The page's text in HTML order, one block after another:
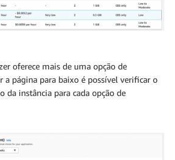
oferece mais de uma opção de
a página para baixo é possível verificar o
da instância para cada opção de